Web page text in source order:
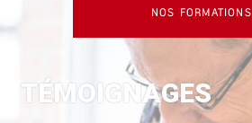
NOS FORMATIONS
TÉMOIGNAGES